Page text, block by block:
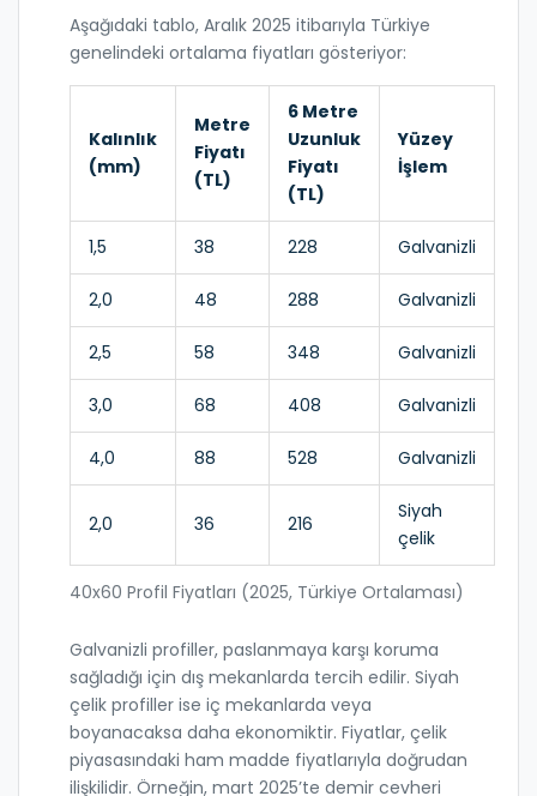
Aşağıdaki tablo, Aralık 2025 itibarıyla Türkiye
genelindeki ortalama fiyatları gösteriyor:
40x60 Profil Fiyatları (2025, Türkiye Ortalaması)
Kalınlık
(mm)
Metre
Fiyatı
(TL)
6 Metre
Uzunluk
Fiyatı
(TL)
Yüzey
İşlem
1,5 38 228 Galvanizli
2,0 48 288 Galvanizli
2,5 58 348 Galvanizli
3,0 68 408 Galvanizli
4,0 88 528 Galvanizli
2,0 36 216
Siyah
çelik
Galvanizli profiller, paslanmaya karşı koruma
sağladığı için dış mekanlarda tercih edilir. Siyah
çelik profiller ise iç mekanlarda veya
boyanacaksa daha ekonomiktir. Fiyatlar, çelik
piyasasındaki ham madde fiyatlarıyla doğrudan
ilişkilidir. Örneğin, mart 2025’te demir cevheri